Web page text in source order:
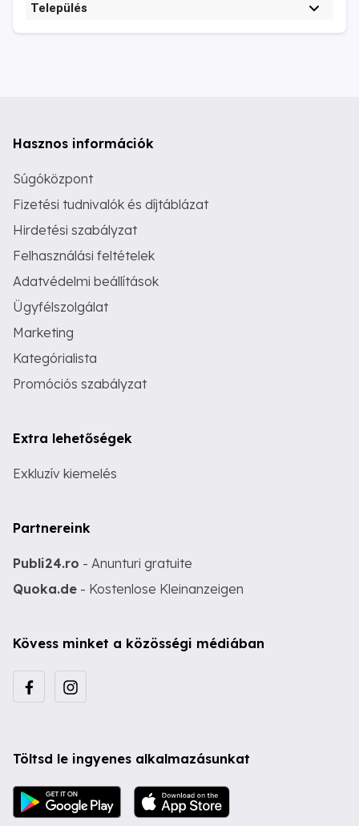
Település
Hasznos információk
Súgóközpont
Fizetési tudnivalók és díjtáblázat
Hirdetési szabályzat
Felhasználási feltételek
Adatvédelmi beállítások
Ügyfélszolgálat
Marketing
Kategórialista
Promóciós szabályzat
Extra lehetőségek
Exkluzív kiemelés
Partnereink
Publi24.ro - Anunturi gratuite
Quoka.de - Kostenlose Kleinanzeigen
Kövess minket a közösségi médiában
Töltsd le ingyenes alkalmazásunkat